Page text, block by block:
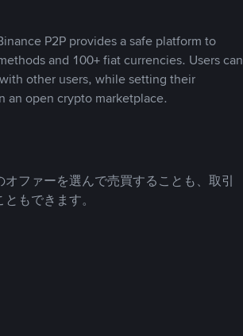
P2P provides a safe platform to
and 100+ fiat currencies. Users can
other users, while setting their
an open crypto marketplace.
ファーを選んで売買することも、取引
もできます。